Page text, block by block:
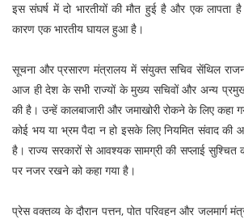
इस संघर्ष में दो भारतीयों की मौत हुई है और एक
कारण एक भारतीय घायल हुआ है।
सूचना और प्रसारण मंत्रालय में संयुक्त सचिव सेंथिल
आज ही देश के सभी राज्यों के मुख्य सचिवों और अन्य
की है। उन्हें कालबाजारी और जमाखोरी रोकने के लिए कहा
कोई भय या भ्रम पैदा न हो इसके लिए नियमित संवाद की
है। राज्य सरकारों से आवश्यक सामग्री की सप्लाई सुश्चित
पर नजर रखने को कहा गया है।
प्रेस वक्तव्य के दौरान पत्तन, पोत परिवहन और जलमार्ग